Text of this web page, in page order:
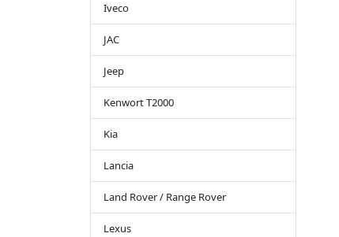
Iveco
JAC
Jeep
Kenwort T2000
Kia
Lancia
Land Rover / Range Rover
Lexus